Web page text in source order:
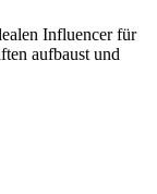
Influencer für
aufbaust und